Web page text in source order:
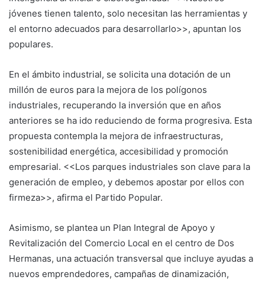
jóvenes tienen talento, solo necesitan las herramientas y
el entorno adecuados para desarrollarlo>>, apuntan los
populares.
En el ámbito industrial, se solicita una dotación de un
millón de euros para la mejora de los polígonos
industriales, recuperando la inversión que en años
anteriores se ha ido reduciendo de forma progresiva. Esta
propuesta contempla la mejora de infraestructuras,
sostenibilidad energética, accesibilidad y promoción
empresarial. <<Los parques industriales son clave para la
generación de empleo, y debemos apostar por ellos con
firmeza>>, afirma el Partido Popular.
Asimismo, se plantea un Plan Integral de Apoyo y
Revitalización del Comercio Local en el centro de Dos
Hermanas, una actuación transversal que incluye ayudas a
nuevos emprendedores, campañas de dinamización,